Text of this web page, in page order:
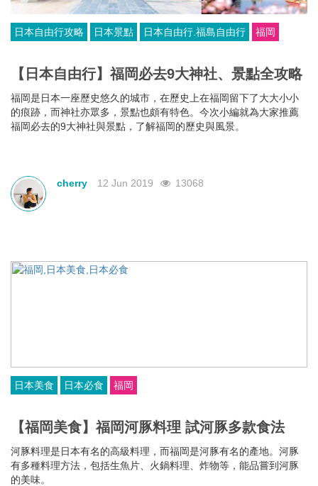
日本自由行攻略 日本景點 日本自由行.福島自由行 福岡
【日本自由行】福岡必去9大神社、景點全攻略
福岡是日本一座歷史悠久的城市，在歷史上在福岡留下了大大小小
的痕跡，而神社亦眾多，景點也頗有特色。今次小編就為大家推薦
福岡必去的9大神社與景點，了解福岡的歷史與風景。
cherry 12 Jun 2019 13068
日本美食 日本必食 福岡
【福岡美食】福岡河豚料理 試河豚多款食法
河豚料理是日本有名的高級料理，而福岡是河豚有名的產地。河豚
有多種料理方法，包括生魚片、火鍋料理、炸物等，能品嘗到河豚
的美味。